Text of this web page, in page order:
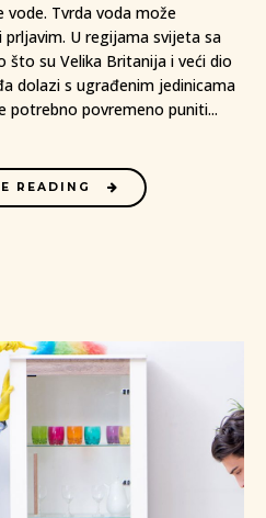
Tvrda voda može
U regijama svijeta sa
su Velika Britanija i veći dio
dolazi s ugrađenim jedinicama
potrebno povremeno puniti...
READING